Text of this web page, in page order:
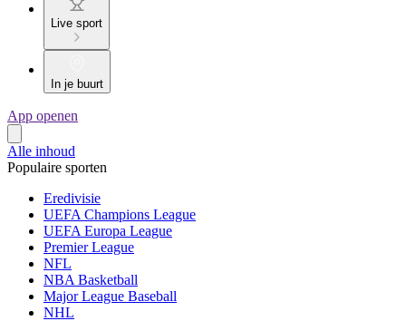
Live sport
In je buurt
App openen
Alle inhoud
Populaire sporten
Eredivisie
UEFA Champions League
UEFA Europa League
Premier League
NFL
NBA Basketball
Major League Baseball
NHL